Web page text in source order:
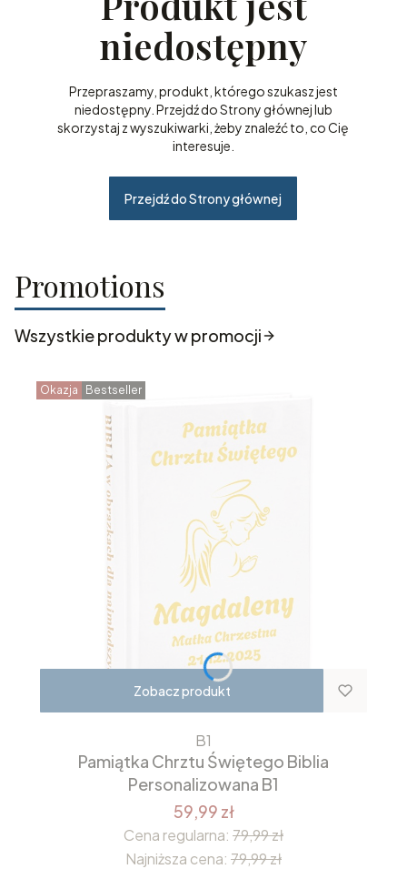
niedostępny
Przepraszamy, produkt, którego szukasz jest
niedostępny. Przejdź do Strony głównej lub
skorzystaj z wyszukiwarki, żeby znaleźć to, co Cię
interesuje.
Przejdź do Strony głównej
Promotions
Wszystkie produkty w promocji
Okazja Bestseller
Zobacz produkt
B1
Pamiątka Chrztu Świętego Biblia
Personalizowana B1
59,99 zł
Cena regularna: 79,99 zł
Najniższa cena: 79,99 zł